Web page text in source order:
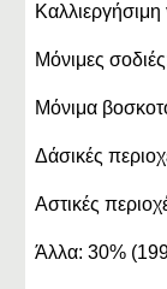
Μόνιμες
Μόνιμα
Δάσικές
Αστικές
Άλλα: 30%